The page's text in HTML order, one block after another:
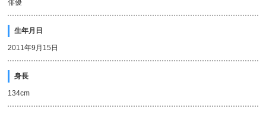
俳優
生年月日
2011年9月15日
身長
134cm